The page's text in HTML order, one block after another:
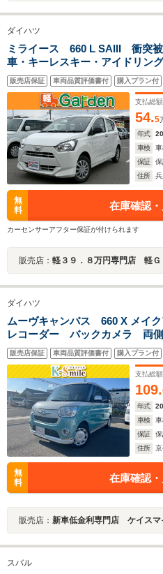
ダイハツ
ミライース 660 L SAIII 衝突被
車・キーレスキー・アイドリン
ーター
販売店保証 車両品質評価書付 購入プラン付
支払総額
54.5
年式
車検
保証
住所
無
料
在庫確認
カーセンサーアフター保証が付けられます
販売店： 軽３９．８万円専門店 軽
ダイハツ
ムーヴキャンバス 660 X メイ
レコーダー バックカメラ 両
リアランスソナー 衝突被害軽
ックハイビーム スマートキー
プ 電動格納ミラー CVT ベンチ
販売店保証 車両品質評価書付 購入プラン付
支払総額
109.
年式
車検
保証
住所
無
料
在庫確認
販売店： 新車低金利専門店 ケイスマ
スバル